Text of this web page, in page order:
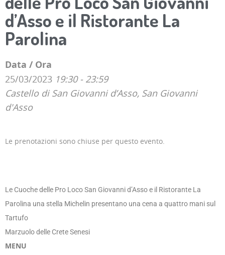
d’Asso e il Ristorante La
Parolina
Data / Ora
25/03/2023 19:30 - 23:59
Castello di San Giovanni d’Asso, San Giovanni
d'Asso
Le prenotazioni sono chiuse per questo evento.
Le Cuoche delle Pro Loco San Giovanni d’Asso e il Ristorante La
Parolina una stella Michelin presentano una cena a quattro mani sul
Tartufo
Marzuolo delle Crete Senesi
MENU